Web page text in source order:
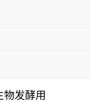
物发酵用